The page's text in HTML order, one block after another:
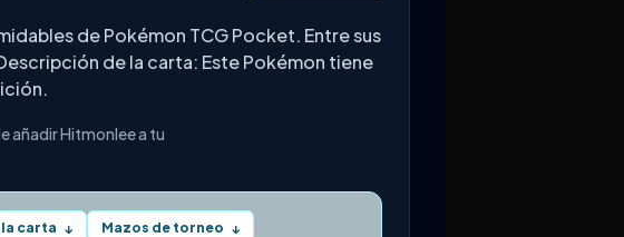
de Pokémon TCG Pocket. Entre sus
de la carta: Este Pokémon tiene
añadir Hitmonlee a tu
carta ↓ Mazos de torneo ↓